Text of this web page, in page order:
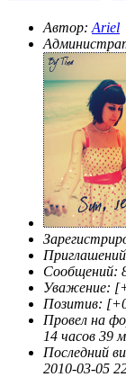
Автор: Ariel
Сообщений:
Уважение:
Позитив:
Провел на
14 часов 39
Последний
2010-03-05